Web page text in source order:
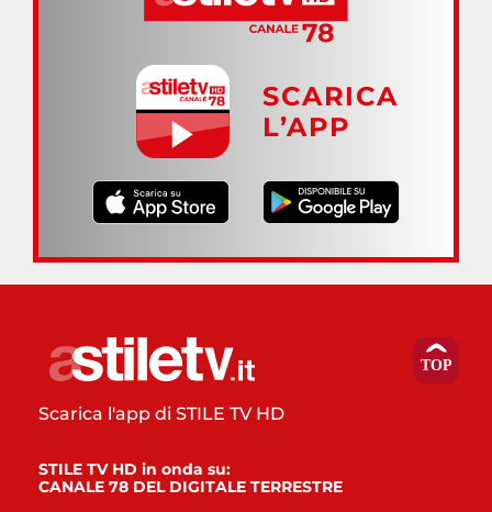
SCARICA
L’APP
Scarica l'app di STILE TV HD
STILE TV HD in onda su:
CANALE 78 DEL DIGITALE TERRESTRE